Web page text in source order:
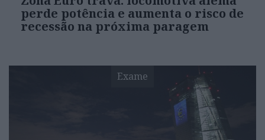
perde potência e aumenta o risco de
recessão na próxima paragem
Exame